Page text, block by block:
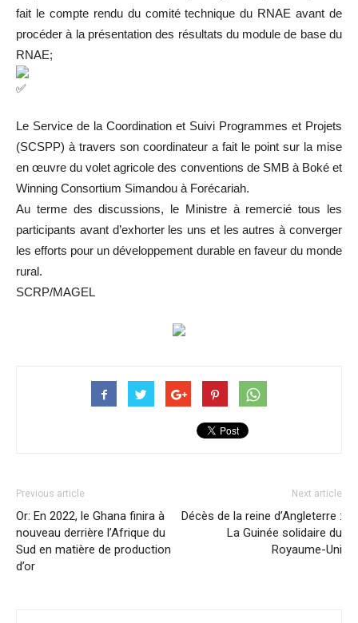
fait le compte rendu du comité technique du RNAE avant de
procéder à la présentation des résultats du module de base du
RNAE;
Le Service de la Coordination et Suivi Programmes et Projets
(SCSPP) à travers son coordinateur a fait le point sur la mise
en œuvre du volet agricole des conventions de SMB à Boké et
Winning Consortium Simandou à Forécariah.
Au terme des discussions, le Ministre à remercié tous les
participants avant d’exhorter les uns et les autres à converger
les efforts pour un développement durable en faveur du monde
rural.
SCRP/MAGEL
Previous article
Or: En 2022, le Ghana finira à
nouveau derrière l’Afrique du
Sud en matière de production
d’or
Next article
Décès de la reine d’Angleterre :
La Guinée solidaire du
Royaume-Uni